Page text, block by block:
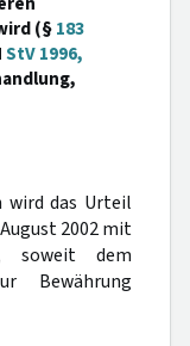
(§183
StV 1996,
wird das Urteil
2002 mit
soweit dem
Bewährung